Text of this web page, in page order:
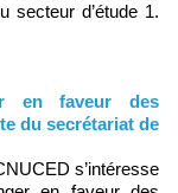
secteur d’étude 1.
en faveur des
du secrétariat de
s’intéresse